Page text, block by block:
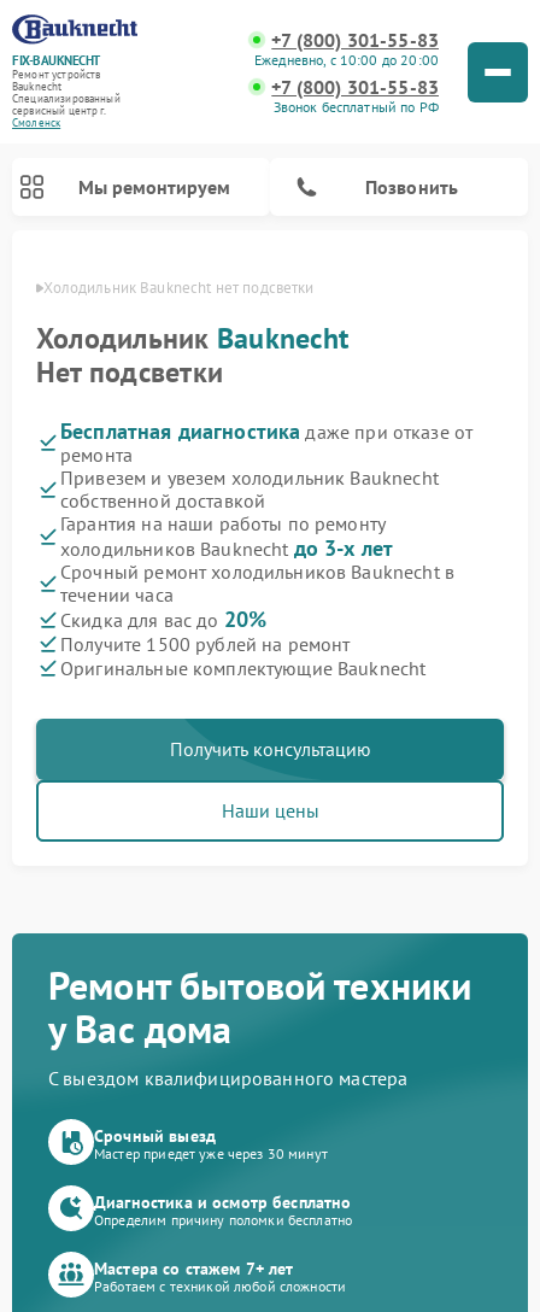
FIX-BAUKNECHT
Ремонт устройств
Bauknecht
Специализированный
cервисный центр г.
Смоленск
+7 (800) 301-55-83
Ежедневно, с 10:00 до 20:00
+7 (800) 301-55-83
Звонок бесплатный по РФ
Мы ремонтируем Позвонить
Холодильник Bauknecht нет подсветки
Холодильник Bauknecht
Нет подсветки
Бесплатная диагностика даже при отказе от
ремонта
Привезем и увезем холодильник Bauknecht
собственной доставкой
Гарантия на наши работы по ремонту
холодильников Bauknecht до 3-х лет
Срочный ремонт холодильников Bauknecht в
течении часа
Скидка для вас до 20%
Получите 1500 рублей на ремонт
Оригинальные комплектующие Bauknecht
Получить консультацию
Наши цены
Ремонт бытовой техники
у Вас дома
С выездом квалифицированного мастера
Срочный выезд
Мастер приедет уже через 30 минут
Диагностика и осмотр бесплатно
Определим причину поломки бесплатно
Мастера со стажем 7+ лет
Работаем с техникой любой сложности